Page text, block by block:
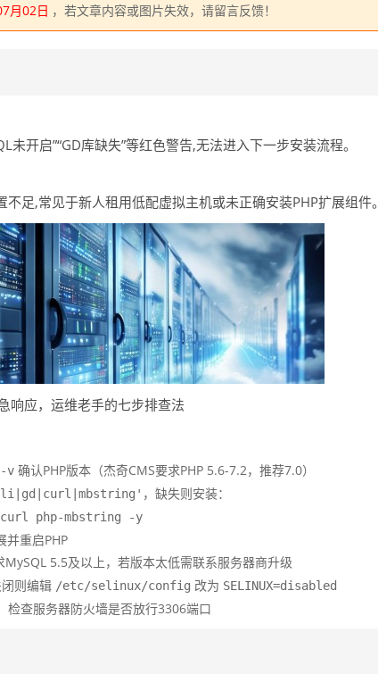
月02日 ，若文章内容或图片失效，请留言反馈！
未开启”“GD库缺失”等红色警告,无法进入下一步安装流程。
足,常见于新人租用低配虚拟主机或未正确安装PHP扩展组件。
响应，运维老手的七步排查法
v 确认PHP版本（杰奇CMS要求PHP 5.6-7.2，推荐7.0）
，缺失则安装：
php-mbstring -y
并重启PHP
MySQL 5.5及以上，若版本太低需联系服务器商升级
则编辑 /etc/selinux/config 改为 SELINUX=disabled
检查服务器防火墙是否放行3306端口